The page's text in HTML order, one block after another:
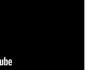
서가 붙는다. 그 시기가 앞